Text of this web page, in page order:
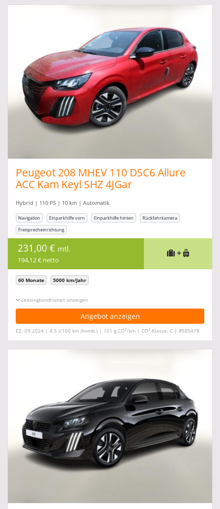
Peugeot 208 MHEV 110 DSC6 Allure
ACC Kam Keyl SHZ 4JGar
Hybrid | 110 PS | 10 km | Automatik
Navigation Einparkhilfe vorn Einparkhilfe hinten
Rückfahrkamera
Freisprecheinrichtung
231,00 € mtl.
194,12 € netto
+
60 Monate 5000 km/Jahr
Leasingkonditionen ein-/ausblenden
Angebot anzeigen
EZ: 09.2024 | 4,5 l/100 km (komb.) | 101 g CO2/km | CO2-Klasse: C | #585478